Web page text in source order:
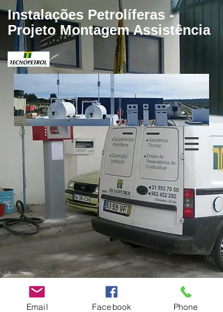
Instalações Petrolíferas -
Projeto Montagem Assistência
Email Facebook Phone